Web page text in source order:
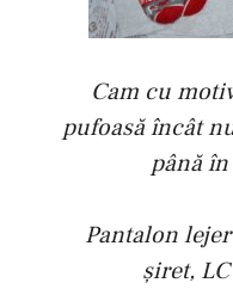
Cam cu
pufoasă încât
până
Pantalon
şiret,